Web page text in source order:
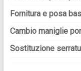
Fornitura e posa
Cambio maniglie
Sostituzione